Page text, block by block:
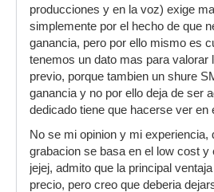
producciones y en la voz) exige
simplemente por el hecho de que
ganancia, pero por ello mismo es
tenemos un dato mas para valorar
previo, porque tambien un shure
ganancia y no por ello deja de ser
dedicado tiene que hacerse ver en
No se mi opinion y mi experiencia,
grabacion se basa en el low cost y
jejej, admito que la principal
precio, pero creo que deberia